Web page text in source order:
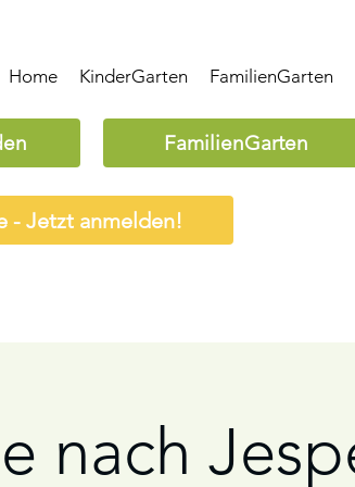
Home KinderGarten FamilienGarten
FamilienGarten
- Jetzt anmelden!
nach